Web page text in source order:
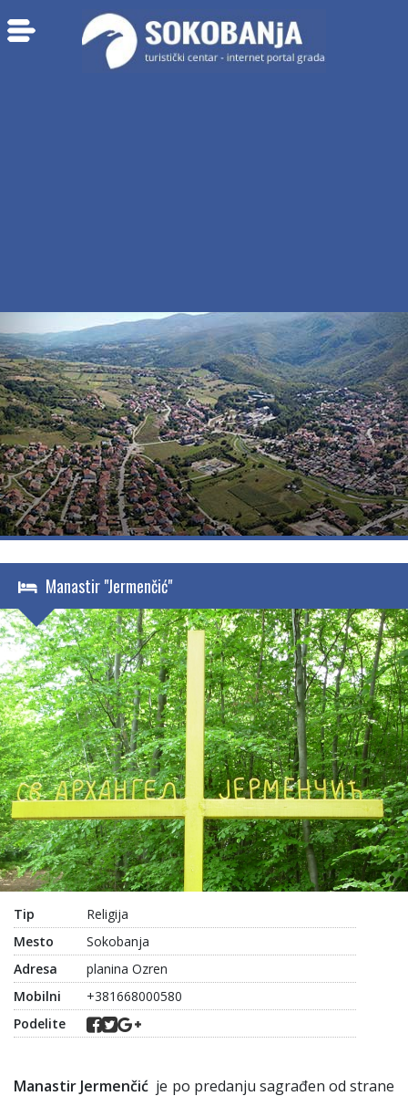
Manastir "Jermenčić"
Tip
Religija
Mesto
Sokobanja
Adresa
planina Ozren
Mobilni
+381668000580
Podelite
Manastir Jermenčić je po predanju sagrađen od strane